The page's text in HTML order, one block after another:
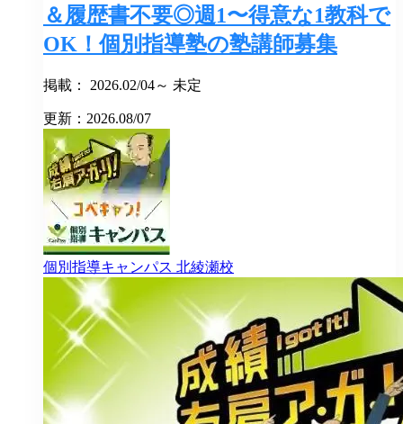
＆履歴書不要◎週1〜得意な1教科で
OK！個別指導塾の塾講師募集
掲載： 2026.02/04～ 未定
更新：2026.08/07
個別指導キャンパス 北綾瀬校